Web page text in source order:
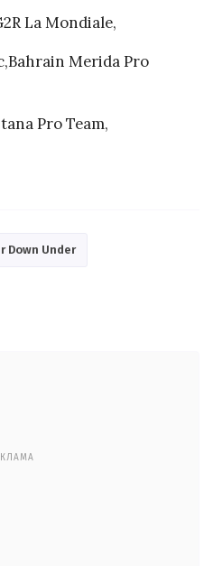
La Mondiale,
Merida Pro
Pro Team,
Down Under